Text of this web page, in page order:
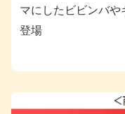
マにしたビビンバ
登場